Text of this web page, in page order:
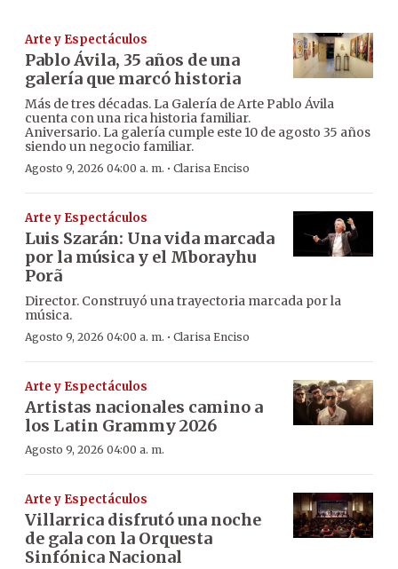
Arte y Espectáculos
Pablo Ávila, 35 años de una
galería que marcó historia
Más de tres décadas. La Galería de Arte Pablo Ávila
cuenta con una rica historia familiar.
Aniversario. La galería cumple este 10 de agosto 35 años
siendo un negocio familiar.
Agosto 9, 2026 04:00 a. m. · Clarisa Enciso
Arte y Espectáculos
Luis Szarán: Una vida marcada
por la música y el Mborayhu
Porã
Director. Construyó una trayectoria marcada por la
música.
Agosto 9, 2026 04:00 a. m. · Clarisa Enciso
Arte y Espectáculos
Artistas nacionales camino a
los Latin Grammy 2026
Agosto 9, 2026 04:00 a. m.
Arte y Espectáculos
Villarrica disfrutó una noche
de gala con la Orquesta
Sinfónica Nacional